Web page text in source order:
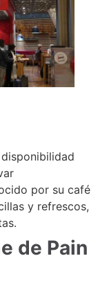
por su café
y refrescos,
de Pain